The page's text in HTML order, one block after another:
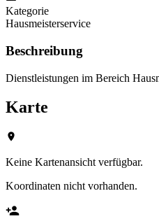
Kategorie
Hausmeisterservice
Beschreibung
Dienstleistungen im Bereich
Karte
Keine Kartenansicht verfügbar.
Koordinaten nicht vorhanden.